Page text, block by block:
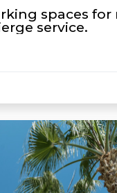
spaces for
service.